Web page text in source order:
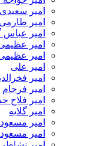
امیر سعیدی
امیر طارمی
امیر عباس
امیر
امیر عظیمی
امیر علی
امیر
امیر فرجام
امیر فلاح
امیر گلایه
امیر
امیر